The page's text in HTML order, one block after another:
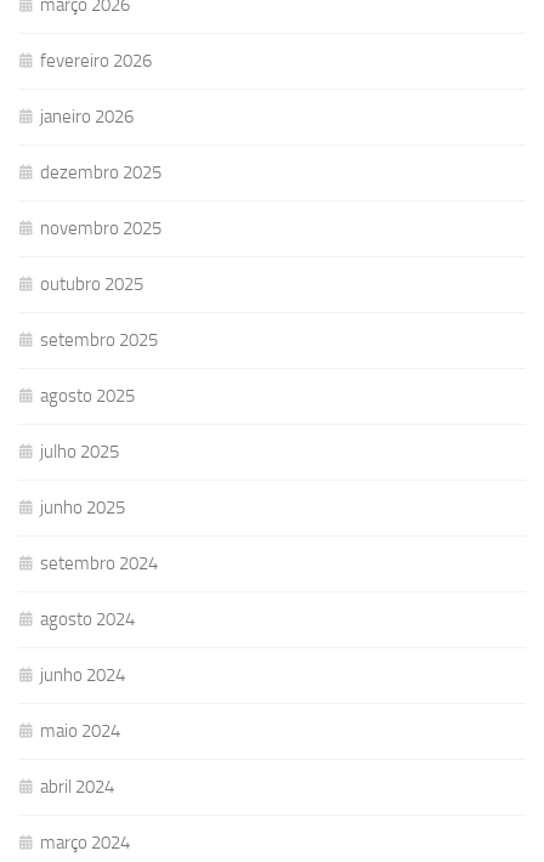
março 2026
fevereiro 2026
janeiro 2026
dezembro 2025
novembro 2025
outubro 2025
setembro 2025
agosto 2025
julho 2025
junho 2025
setembro 2024
agosto 2024
junho 2024
maio 2024
abril 2024
março 2024